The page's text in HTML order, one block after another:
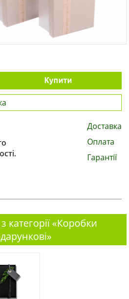
Купити
Доставка
Оплата
Гарантії
категорії «Коробки